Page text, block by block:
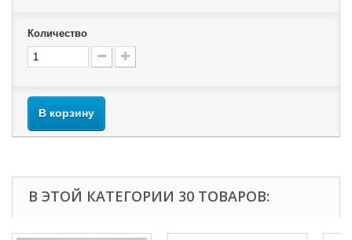
Количество
В корзину
В ЭТОЙ КАТЕГОРИИ 30 ТОВАРОВ: